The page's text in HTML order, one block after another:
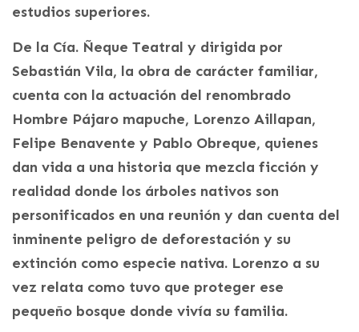
estudios superiores.
De la Cía. Ñeque Teatral y dirigida por
Sebastián Vila, la obra de carácter familiar,
cuenta con la actuación del renombrado
Hombre Pájaro mapuche, Lorenzo Aillapan,
Felipe Benavente y Pablo Obreque, quienes
dan vida a una historia que mezcla ficción y
realidad donde los árboles nativos son
personificados en una reunión y dan cuenta del
inminente peligro de deforestación y su
extinción como especie nativa. Lorenzo a su
vez relata como tuvo que proteger ese
pequeño bosque donde vivía su familia.